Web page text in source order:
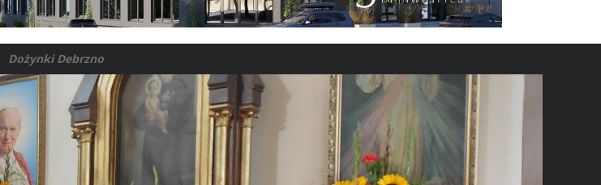
Dożynki Debrzno